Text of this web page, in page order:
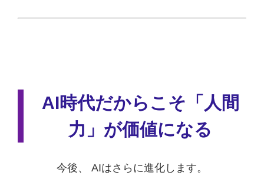
AI時代だからこそ「人間
力」が価値になる
今後、 AIはさらに進化します。